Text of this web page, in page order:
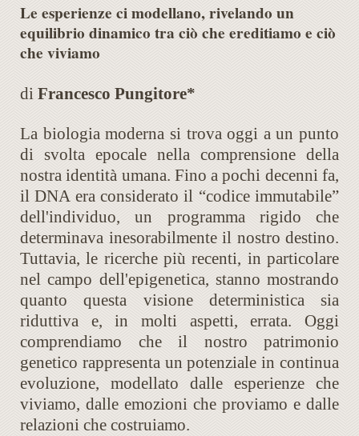
Le esperienze ci modellano, rivelando un
equilibrio dinamico tra ciò che ereditiamo e ciò
che viviamo
di Francesco Pungitore*
La biologia moderna si trova oggi a un punto
di svolta epocale nella comprensione della
nostra identità umana. Fino a pochi decenni fa,
il DNA era considerato il “codice immutabile”
dell'individuo, un programma rigido che
determinava inesorabilmente il nostro destino.
Tuttavia, le ricerche più recenti, in particolare
nel campo dell'epigenetica, stanno mostrando
quanto questa visione deterministica sia
riduttiva e, in molti aspetti, errata. Oggi
comprendiamo che il nostro patrimonio
genetico rappresenta un potenziale in continua
evoluzione, modellato dalle esperienze che
viviamo, dalle emozioni che proviamo e dalle
relazioni che costruiamo.